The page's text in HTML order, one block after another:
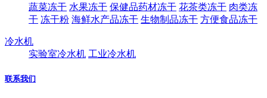
蔬菜冻干 水果冻干 保健品药材冻干 花茶类冻干 肉类冻
干 冻干粉 海鲜水产品冻干 生物制品冻干 方便食品冻干
冷水机
实验室冷水机 工业冷水机
联系我们